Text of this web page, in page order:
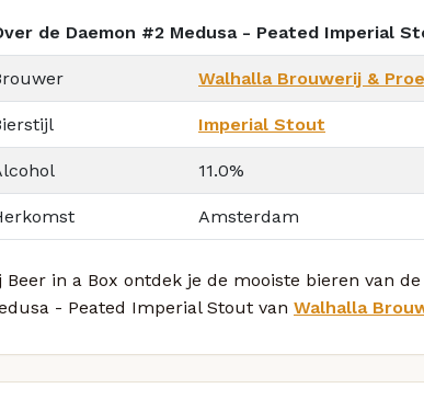
de Daemon #2 Medusa - Peated Imperial
Walhalla Brouwerij &
Imperial Stout
11.0%
Amsterdam
Beer in a Box ontdek je de mooiste bieren van
- Peated Imperial Stout van Walhalla